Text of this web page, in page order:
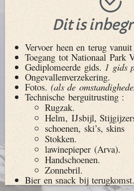
Dit is
Vervoer heen en terug
Toegang tot Nationaal Park
Gediplomeerde gids. 1 gids
Ongevallenverzekering.
Fotos. (als de
Technische berguitrusting :
Rugzak.
Helm, IJsbijl,
schoenen, ski’s, skins
Stokken.
lawinepieper (Arva).
Handschoenen.
Zonnebril.
Bier en snack bij terugkomst.